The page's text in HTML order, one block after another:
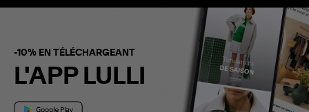
-10% EN TÉLÉCHARGEANT
L'APP LULLI